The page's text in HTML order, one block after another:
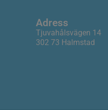
Adress
Tjuvahålsvägen 14
302 73 Halmstad